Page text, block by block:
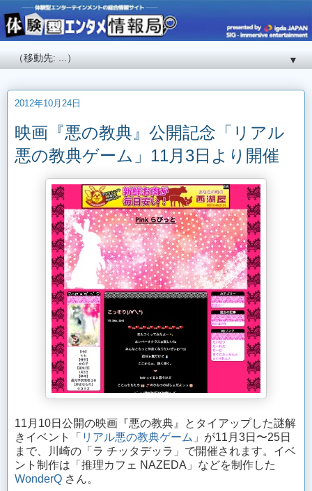
▼
2012年10月24日
映画『悪の教典』公開記念「リアル
悪の教典ゲーム」11月3日より開催
11月10日公開の映画『悪の教典』とタイアップした謎解
きイベント「 リアル悪の教典ゲーム 」が11月3日〜25日
まで、川崎の「ラ チッタデッラ」で開催されます。イベ
ント制作は「推理カフェ NAZEDA」などを制作した
WonderQ さん。